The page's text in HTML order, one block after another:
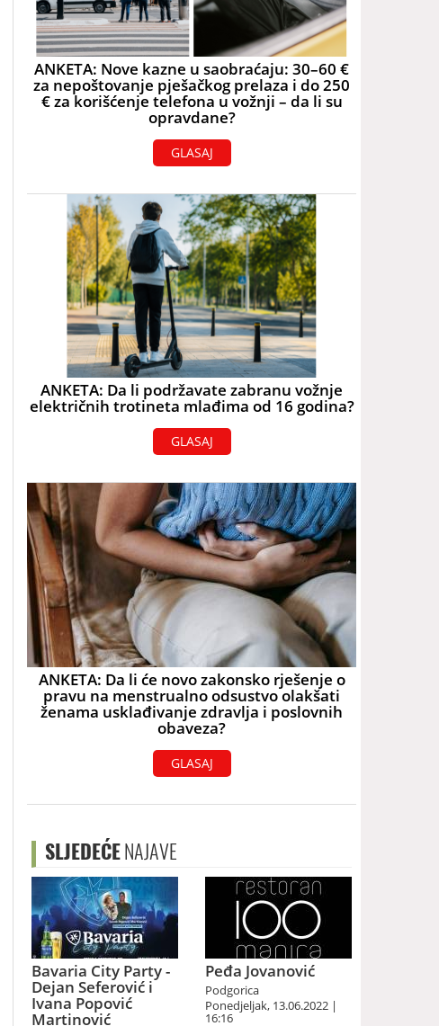
ANKETA: Nove kazne u saobraćaju: 30–60 €
za nepoštovanje pješačkog prelaza i do 250
€ za korišćenje telefona u vožnji – da li su
opravdane?
GLASAJ
ANKETA: Da li podržavate zabranu vožnje
električnih trotineta mlađima od 16 godina?
GLASAJ
ANKETA: Da li će novo zakonsko rješenje o
pravu na menstrualno odsustvo olakšati
ženama usklađivanje zdravlja i poslovnih
obaveza?
GLASAJ
SLJEDEĆENAJAVE
Bavaria City Party -
Dejan Seferović i
Ivana Popović
Martinović
Peđa Jovanović
Podgorica
Ponedjeljak, 13.06.2022 |
16:16